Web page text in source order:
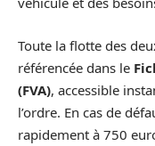
Toute la flotte des
référencée dans le
(FVA), accessible
l’ordre. En cas de
rapidement à 750